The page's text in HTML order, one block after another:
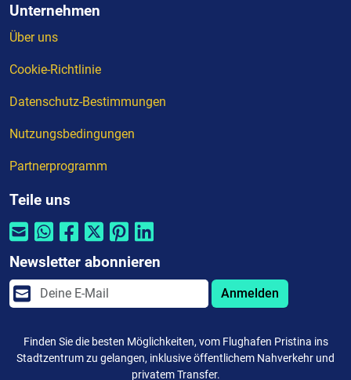
Unternehmen
Über uns
Cookie-Richtlinie
Datenschutz-Bestimmungen
Nutzungsbedingungen
Partnerprogramm
Teile uns
Newsletter abonnieren
Anmelden
Finden Sie die besten Möglichkeiten, vom Flughafen Pristina ins
Stadtzentrum zu gelangen, inklusive öffentlichem Nahverkehr und
privatem Transfer.